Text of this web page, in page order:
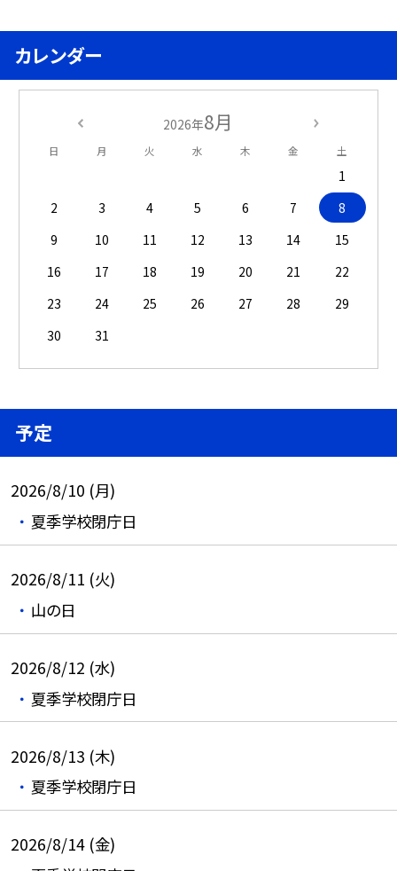
カレンダー
2026年8月
日 月 火 水 木 金 土
1
2
3 4 5 6 7
8
9
10 11 12 13 14
15
16
17 18 19 20 21
22
23
24 25 26 27 28
29
30
31
予定
2026/8/10 (月)
夏季学校閉庁日
2026/8/11 (火)
山の日
2026/8/12 (水)
夏季学校閉庁日
2026/8/13 (木)
夏季学校閉庁日
2026/8/14 (金)